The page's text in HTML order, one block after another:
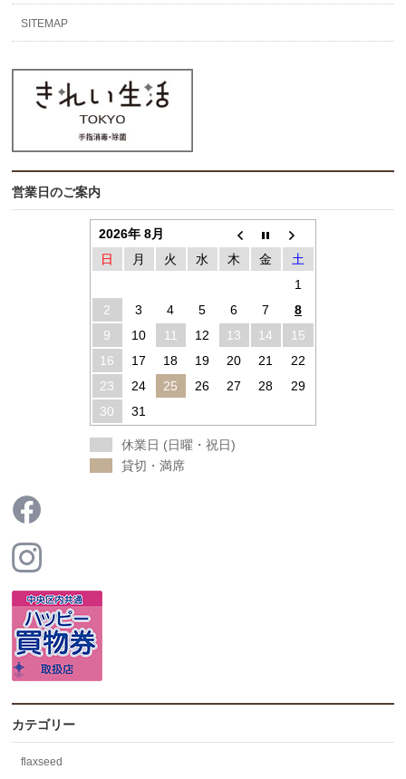
SITEMAP
営業日のご案内
2026年 8月
日
月 火 水 木 金
土
1
2
3 4 5 6 7
8
9
10 11 12 13 14
15
16
17 18 19 20 21
22
23
24 25 26 27 28
29
30
31
休業日 (日曜・祝日)
貸切・満席
カテゴリー
flaxseed